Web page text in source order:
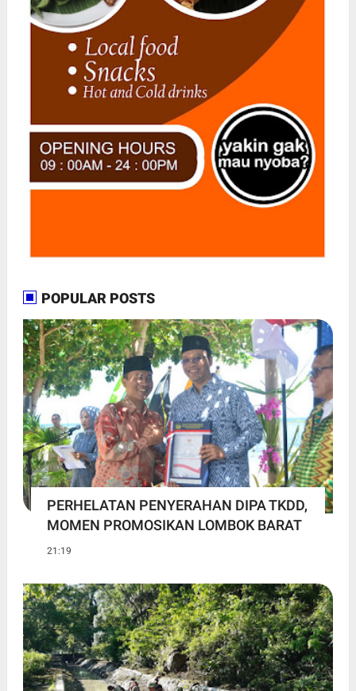
POPULAR POSTS
PERHELATAN PENYERAHAN DIPA TKDD,
MOMEN PROMOSIKAN LOMBOK BARAT
21:19